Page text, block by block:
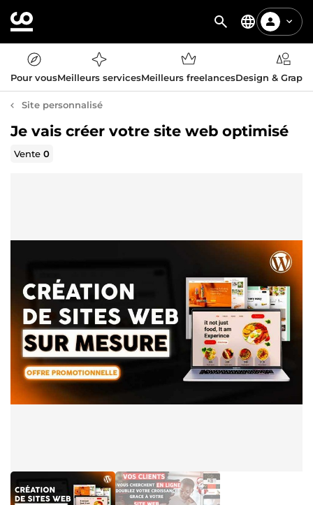
Pour vousMeilleurs servicesMeilleurs freelancesDesign &
Site personnalisé
Je vais créer votre site web optimisé
Vente0